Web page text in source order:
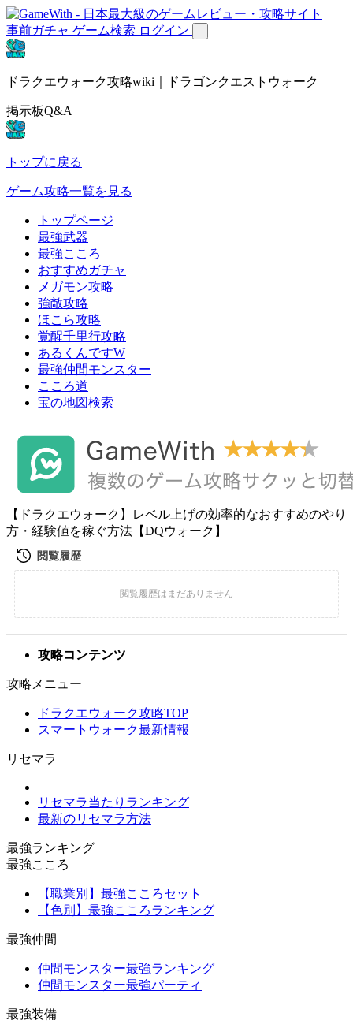
事前ガチャ ゲーム検索 ログイン
ドラクエウォーク攻略wiki｜ドラゴンクエストウォーク
掲示板Q&A
トップに戻る
ゲーム攻略一覧を見る
トップページ
最強武器
最強こころ
おすすめガチャ
メガモン攻略
強敵攻略
ほこら攻略
覚醒千里行攻略
あるくんですW
最強仲間モンスター
こころ道
宝の地図検索
【ドラクエウォーク】レベル上げの効率的なおすすめのやり
方・経験値を稼ぐ方法【DQウォーク】
攻略コンテンツ
攻略メニュー
ドラクエウォーク攻略TOP
スマートウォーク最新情報
リセマラ
リセマラ当たりランキング
最新のリセマラ方法
最強ランキング
最強こころ
【職業別】最強こころセット
【色別】最強こころランキング
最強仲間
仲間モンスター最強ランキング
仲間モンスター最強パーティ
最強装備